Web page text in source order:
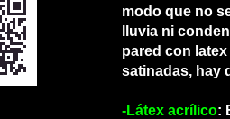
modo que no
lluvia ni
pared con
satinadas, hay
-Látex acrílico: